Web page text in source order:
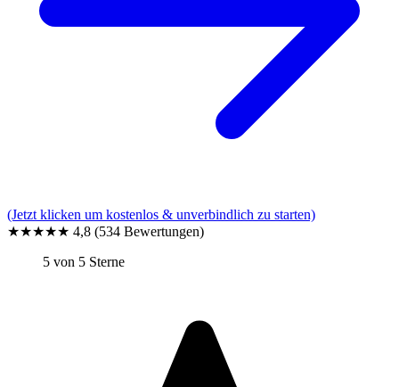
(Jetzt klicken um kostenlos & unverbindlich zu starten)
★★★★★ 4,8 (534 Bewertungen)
5 von 5 Sterne